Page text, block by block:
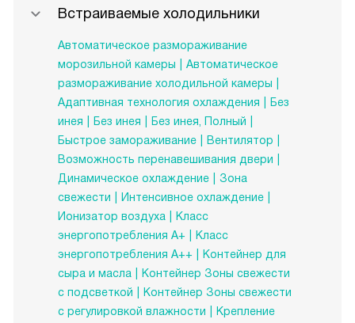
Встраиваемые холодильники
Автоматическое размораживание
морозильной камеры
Автоматическое
размораживание холодильной камеры
Адаптивная технология охлаждения
Без
инея
Без инея
Без инея, Полный
Быстрое замораживание
Вентилятор
Возможность перенавешивания двери
Динамическое охлаждение
Зона
свежести
Интенсивное охлаждение
Ионизатор воздуха
Класс
энергопотребления А+
Класс
энергопотребления А++
Контейнер для
сыра и масла
Контейнер Зоны свежести
с подсветкой
Контейнер Зоны свежести
с регулировкой влажности
Крепление